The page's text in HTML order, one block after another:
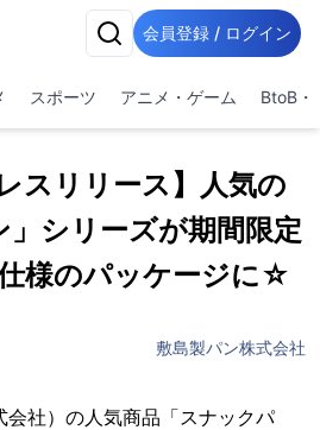
会員登録 / ログイン
スポーツ アニメ・ゲーム BtoB・
スリリース】人気の
」シリーズが期間限定
様のパッケージに☆
敷島製パン株式会社
社）の人気商品「スナックパ